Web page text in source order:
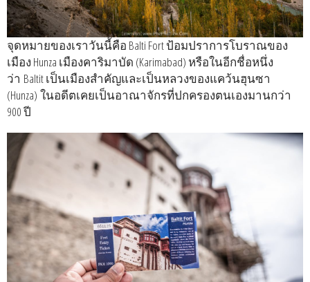
จุดหมายของเราวันนี้คือ Balti Fort ป้อมปราการโบราณของ
เมือง Hunza เมืองคาริมาบัด (Karimabad) หรือในอีกชื่อหนึ่ง
ว่า Baltit เป็นเมืองสำคัญและเป็นหลวงของแคว้นฮุนซา
(Hunza) ในอดีตเคยเป็นอาณาจักรที่ปกครองตนเองมานกว่า
900 ปี